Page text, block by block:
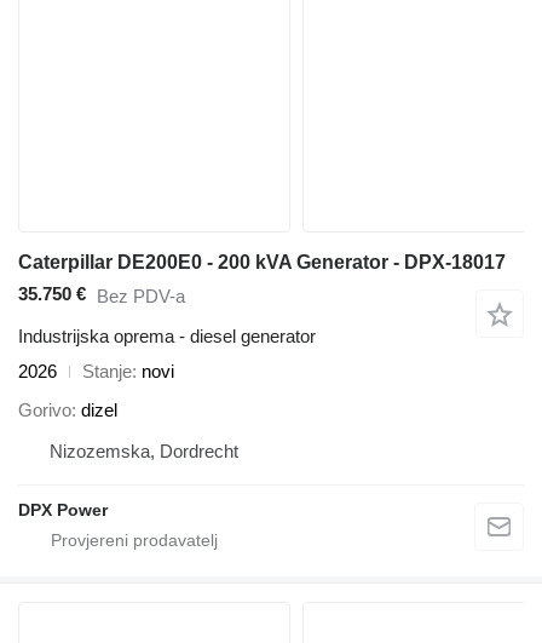
Caterpillar DE200E0 - 200 kVA Generator - DPX-18017
35.750 € Bez PDV-a
Industrijska oprema - diesel generator
2026
Stanje novi
Gorivo dizel
Nizozemska, Dordrecht
DPX Power